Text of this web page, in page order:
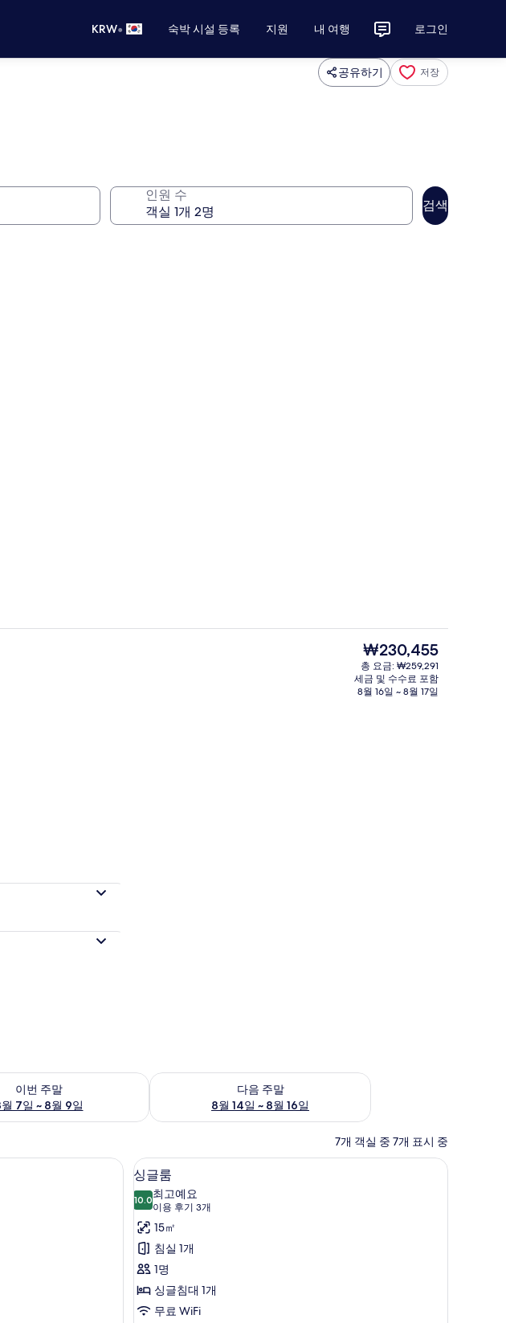
KRW• 숙박 시설 등록 지원 내 여행 로그인
공유하기 저장
인원 수
검색
리셉션
현
재
가
격
₩230,455
총 요금: ₩259,291
세금 및 수수료 포함
8월 16일 ~ 8월 17일
이번 주말
7일 ~ 8월 9일
가능 여부 확인, 8월 7일 ~ 8월 9일
다음 주말
8월 14일 ~ 8월 16일
다음 주말 예약 가능 여부 확인, 8월 14일 ~ 8월 16일
7개 객실 중 7개 표시 중
| 미니바, 객실 내 금고, 책상, 암막 커튼
싱
글
룸
사
진
모
두
보
미니바, 객실 내 금고, 책상, 암막 커튼
6
싱글룸
10.010.0점 만점 중 10점
최고예요
이용 후기 3개
(이
용
후
기
3
개)
15㎡
침실 1개
1명
싱글침대 1개
무료 WiFi